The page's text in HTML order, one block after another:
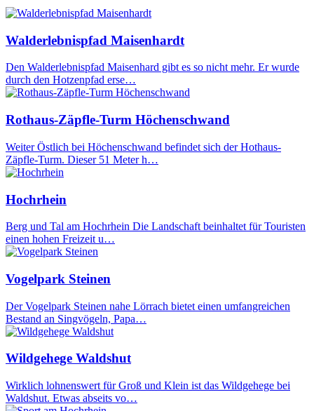
Walderlebnispfad Maisenhardt
Den Walderlebnispfad Maisenhard gibt es so nicht mehr. Er wurde
durch den Hotzenpfad erse…
Rothaus-Zäpfle-Turm Höchenschwand
Weiter Östlich bei Höchenschwand befindet sich der Hothaus-
Zäpfle-Turm. Dieser 51 Meter h…
Hochrhein
Berg und Tal am Hochrhein Die Landschaft beinhaltet für Touristen
einen hohen Freizeit u…
Vogelpark Steinen
Der Vogelpark Steinen nahe Lörrach bietet einen umfangreichen
Bestand an Singvögeln, Papa…
Wildgehege Waldshut
Wirklich lohnenswert für Groß und Klein ist das Wildgehege bei
Waldshut. Etwas abseits vo…